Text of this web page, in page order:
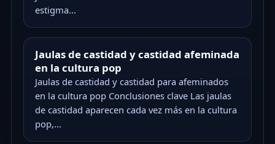
estigma...
Jaulas de castidad y castidad afeminada
en la cultura pop
Jaulas de castidad y castidad para afeminados
en la cultura pop Conclusiones clave Las jaulas
de castidad aparecen cada vez más en la cultura
pop,...